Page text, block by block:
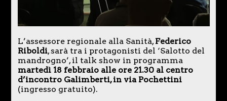
L’assessore regionale alla Sanità,Federico
Riboldi, sarà tra i protagonisti del ‘Salotto del
mandrogno’, il talk show in programma
martedì 18 febbraio alle ore 21.30 al centro
d’incontro Galimberti, in via Pochettini
(ingresso gratuito).